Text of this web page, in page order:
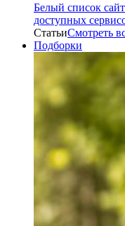
Белый список
доступных
СтатьиСмотреть
Подборки